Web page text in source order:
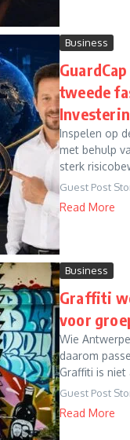
Business
tweede
Inspelen op
met behulp
sterk
Guest Post
Read More
Business
Graffiti
voor
Wie
daarom
Graffiti is niet
Guest Post
Read More